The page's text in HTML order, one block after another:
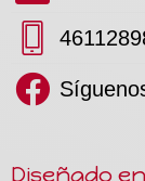
Diseñado